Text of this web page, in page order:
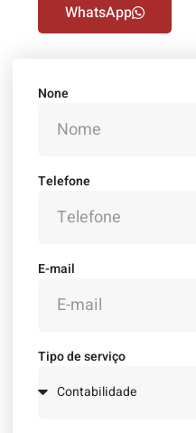
WhatsApp
None
Telefone
E-mail
Tipo de serviço